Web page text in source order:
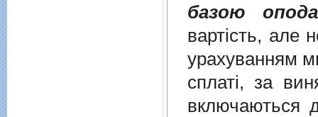
базою
вартість, але
урахуванням
сплаті, за
включаються